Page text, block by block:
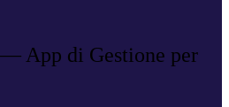
App di Gestione per